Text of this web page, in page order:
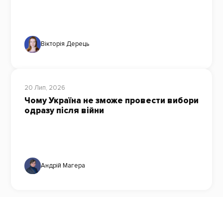
Вікторія Дерець
20 Лип, 2026
Чому Україна не зможе провести вибори
одразу після війни
Андрій Магера